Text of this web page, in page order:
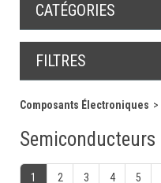
CATÉGORIES
FILTRES
Composants Électroniques
Semiconducteurs
1 2 3 4 5